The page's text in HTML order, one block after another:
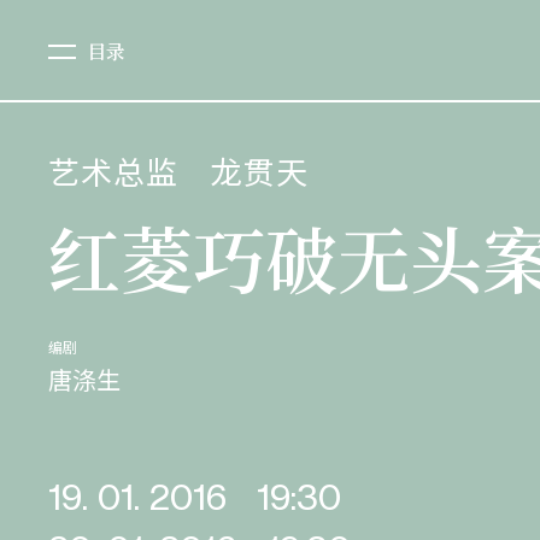
艺术总监 龙贯天
红菱巧破无头
编剧
唐涤生
19. 01. 2016
19:30
目录